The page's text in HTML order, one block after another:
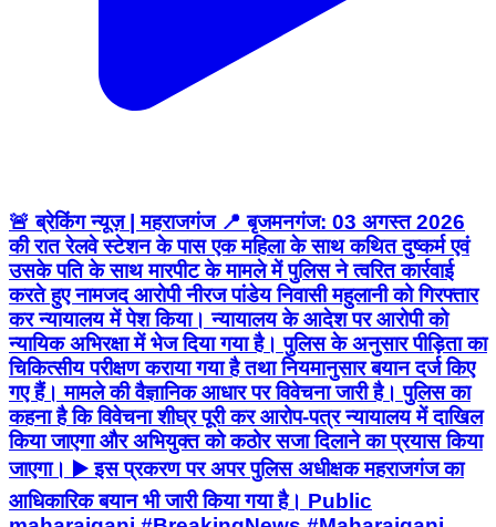
🚨 ब्रेकिंग न्यूज़ | महराजगंज 📍 बृजमनगंज: 03 अगस्त 2026
की रात रेलवे स्टेशन के पास एक महिला के साथ कथित दुष्कर्म एवं
उसके पति के साथ मारपीट के मामले में पुलिस ने त्वरित कार्रवाई
करते हुए नामजद आरोपी नीरज पांडेय निवासी महुलानी को गिरफ्तार
कर न्यायालय में पेश किया। न्यायालय के आदेश पर आरोपी को
न्यायिक अभिरक्षा में भेज दिया गया है। पुलिस के अनुसार पीड़िता का
चिकित्सीय परीक्षण कराया गया है तथा नियमानुसार बयान दर्ज किए
गए हैं। मामले की वैज्ञानिक आधार पर विवेचना जारी है। पुलिस का
कहना है कि विवेचना शीघ्र पूरी कर आरोप-पत्र न्यायालय में दाखिल
किया जाएगा और अभियुक्त को कठोर सजा दिलाने का प्रयास किया
जाएगा। ▶️ इस प्रकरण पर अपर पुलिस अधीक्षक महराजगंज का
आधिकारिक बयान भी जारी किया गया है। Public